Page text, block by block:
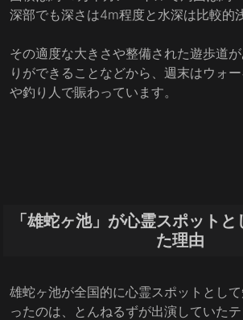
深部でも深さは4m程度と水深は比較的
その適度な大きさや整備された遊歩道
りができることなどから、週末はウォ
や釣り人で賑わっています。
「雄蛇ヶ池」が心霊スポット
た理由
雄蛇ヶ池が全国的に心霊スポットとし
ったのは、とんねるずが出演していた